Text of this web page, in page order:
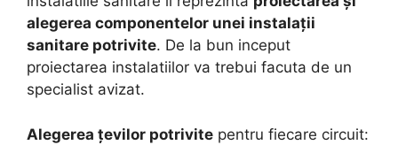
alegerea componentelor unei instalaţii
sanitare potrivite. De la bun inceput
proiectarea instalatiilor va trebui facuta de un
specialist avizat.
Alegerea ţevilor potrivite pentru fiecare circuit: